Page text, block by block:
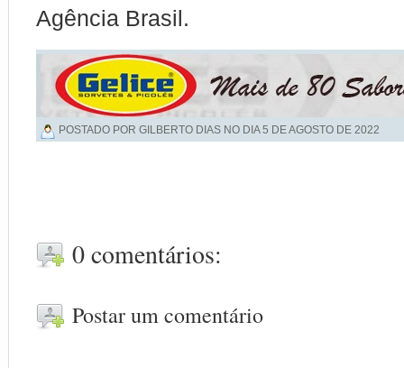
Agência Brasil.
POSTADO POR GILBERTO DIAS NO DIA5 DE AGOSTO DE 2022
0 comentários:
Postar um comentário